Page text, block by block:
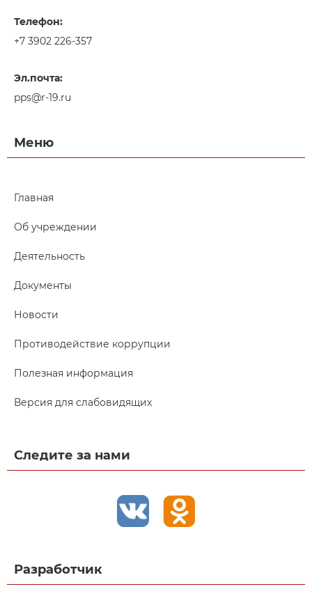
Телефон:
+7 3902 226-357
Эл.почта:
pps@r-19.ru
Меню
Главная
Об учреждении
Деятельность
Документы
Новости
Противодействие коррупции
Полезная информация
Версия для слабовидящих
Следите за нами
Разработчик